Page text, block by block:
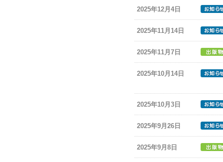
2025年12月4日
2025年11月14日
2025年11月7日
2025年10月14日
2025年10月3日
2025年9月26日
2025年9月8日